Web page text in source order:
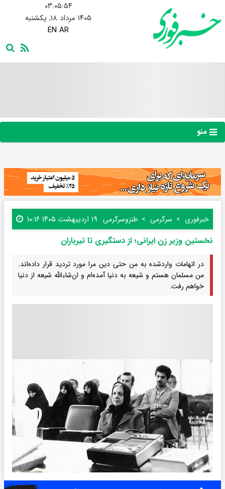
۰۳:۰۵:۵۶
۱۴۰۵ مرداد ۱۸, یکشنبه
EN AR
منو
خبرفوری سرگرمی طنز‌و‌سرگرمی ۱۹ اردیبهشت ۱۴۰۵ ۱۰:۱۶
نخستین وزیر زن ایرانی؛ از دستگیری تا تیرباران
در اتهامات واردشده به من حتی دین مرا مورد تردید قرار داده‌اند.
من مسلمان هستم و شیعه به دنیا آمده‌ام و ان‌شاءالله شیعه از دنیا
خواهم رفت.